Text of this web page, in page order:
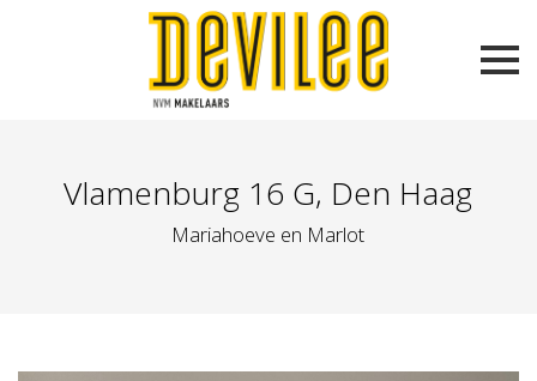
Vlamenburg 16 G, Den Haag
Mariahoeve en Marlot